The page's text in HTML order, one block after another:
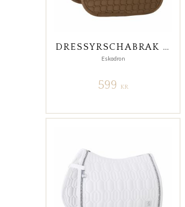
DRESSYRSCHABRAK COTTON HERITAGE 24/25 ALMOND
Eskadron
599 KR